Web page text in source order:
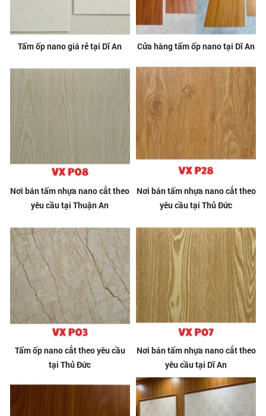
Tấm ốp nano giá rẻ tại Dĩ An Cửa hàng tấm ốp nano tại Dĩ An
Nơi bán tấm nhựa nano cắt theo
yêu cầu tại Thuận An
Nơi bán tấm nhựa nano cắt theo
yêu cầu tại Thủ Đức
Tấm ốp nano cắt theo yêu cầu
tại Thủ Đức
Nơi bán tấm nhựa nano cắt theo
yêu cầu tại Dĩ An